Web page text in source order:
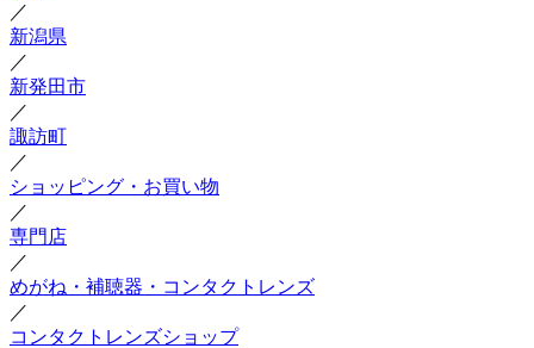
／
新潟県
／
新発田市
／
諏訪町
／
ショッピング・お買い物
／
専門店
／
めがね・補聴器・コンタクトレンズ
／
コンタクトレンズショップ